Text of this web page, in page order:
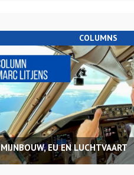
COLUMNS
MIJNBOUW, EU EN LUCHTVAART